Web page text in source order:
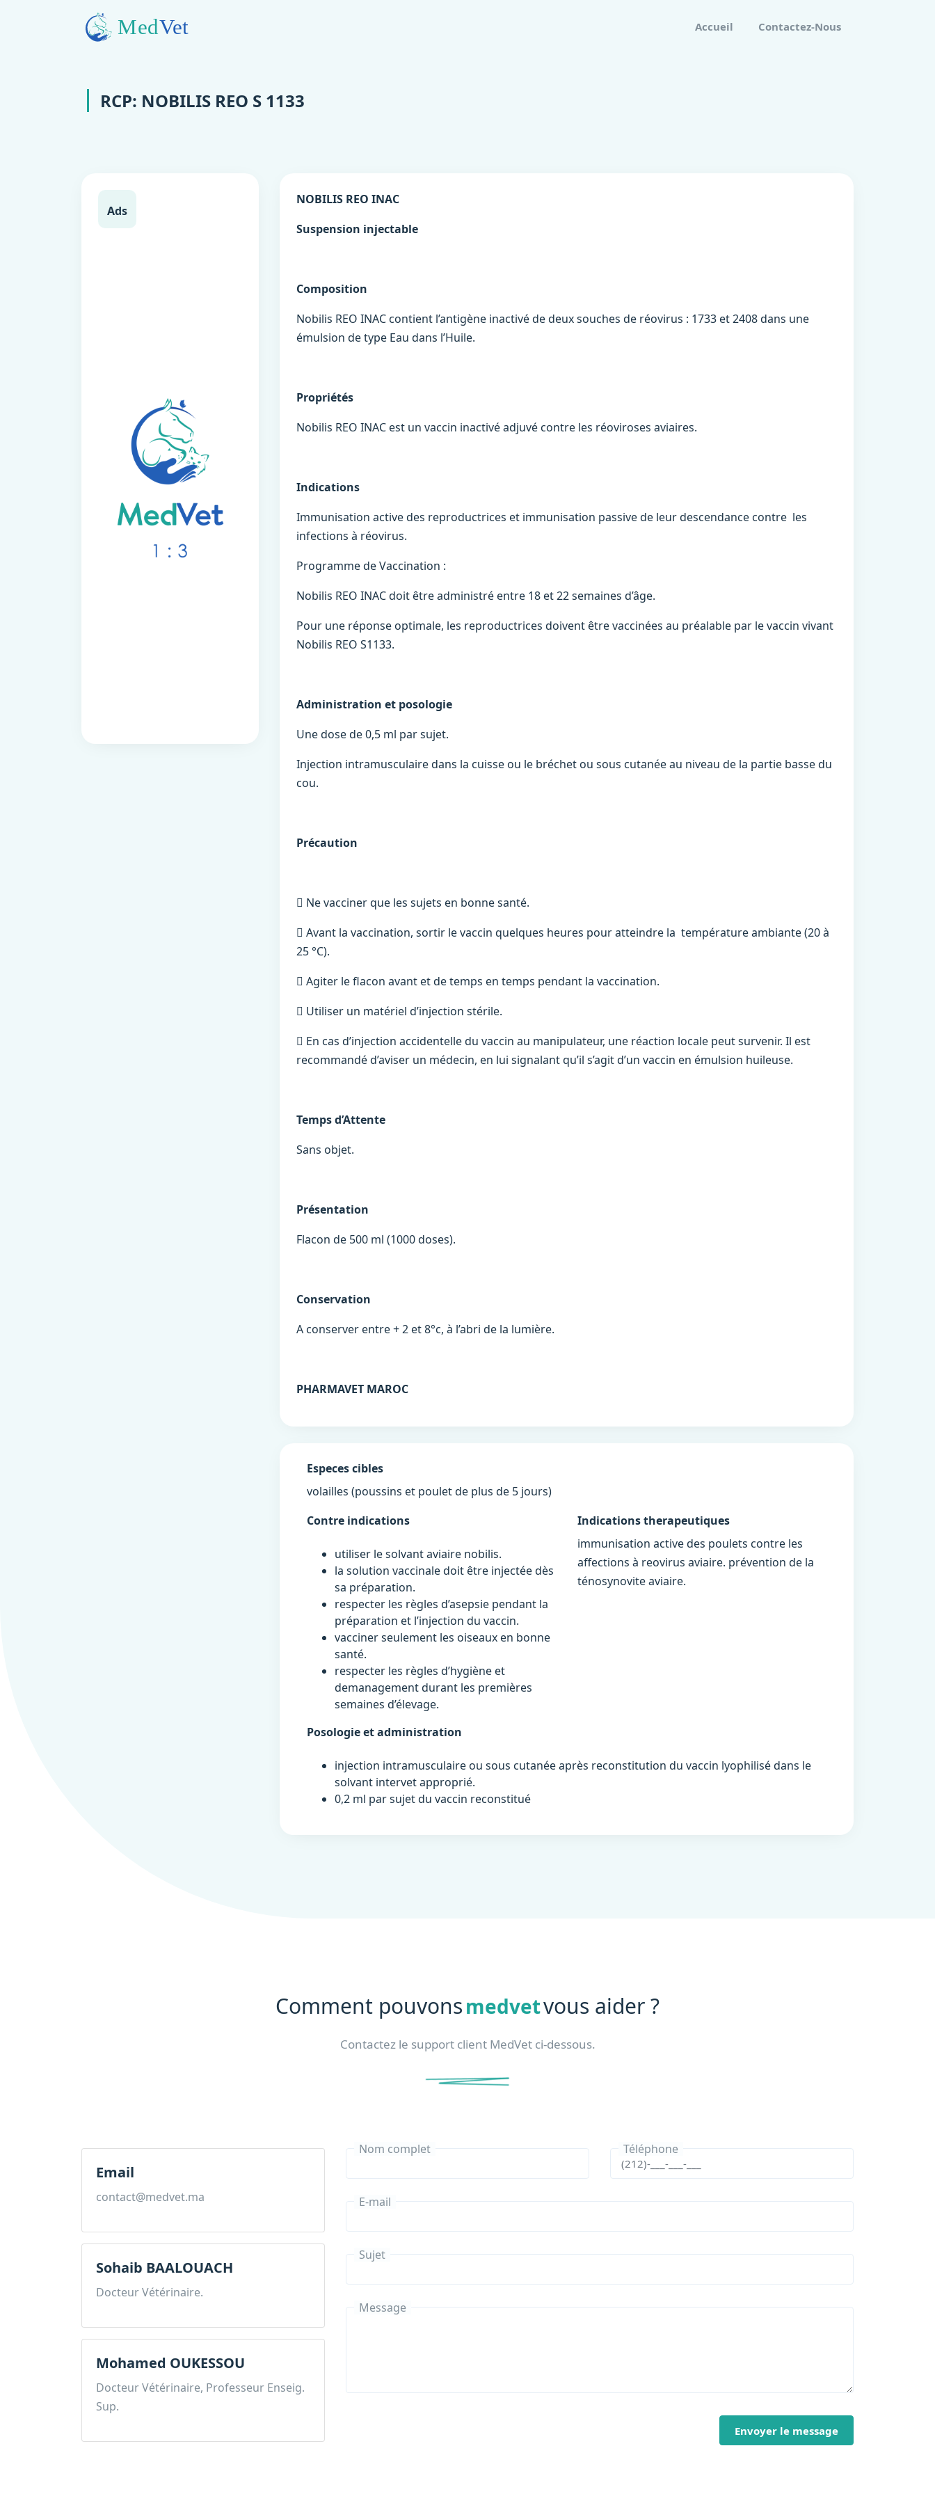
Accueil Contactez-Nous
RCP: NOBILIS REO S 1133
Ads
NOBILIS REO INAC
Suspension injectable
Composition
Nobilis REO INAC contient l’antigène inactivé de deux souches de réovirus : 1733 et 2408 dans une
émulsion de type Eau dans l’Huile.
Propriétés
Nobilis REO INAC est un vaccin inactivé adjuvé contre les réoviroses aviaires.
Indications
Immunisation active des reproductrices et immunisation passive de leur descendance contre les
infections à réovirus.
Programme de Vaccination :
Nobilis REO INAC doit être administré entre 18 et 22 semaines d’âge.
Pour une réponse optimale, les reproductrices doivent être vaccinées au préalable par le vaccin vivant
Nobilis REO S1133.
Administration et posologie
Une dose de 0,5 ml par sujet.
Injection intramusculaire dans la cuisse ou le bréchet ou sous cutanée au niveau de la partie basse du
cou.
Précaution
 Ne vacciner que les sujets en bonne santé.
 Avant la vaccination, sortir le vaccin quelques heures pour atteindre la température ambiante (20 à
25 °C).
 Agiter le flacon avant et de temps en temps pendant la vaccination.
 Utiliser un matériel d’injection stérile.
 En cas d’injection accidentelle du vaccin au manipulateur, une réaction locale peut survenir. Il est
recommandé d’aviser un médecin, en lui signalant qu’il s’agit d’un vaccin en émulsion huileuse.
Temps d’Attente
Sans objet.
Présentation
Flacon de 500 ml (1000 doses).
Conservation
A conserver entre + 2 et 8°c, à l’abri de la lumière.
PHARMAVET MAROC
Especes cibles
volailles (poussins et poulet de plus de 5 jours)
Contre indications
utiliser le solvant aviaire nobilis.
la solution vaccinale doit être injectée dès
sa préparation.
respecter les règles d’asepsie pendant la
préparation et l’injection du vaccin.
vacciner seulement les oiseaux en bonne
santé.
respecter les règles d’hygiène et
demanagement durant les premières
semaines d’élevage.
Indications therapeutiques
immunisation active des poulets contre les
affections à reovirus aviaire. prévention de la
ténosynovite aviaire.
Posologie et administration
injection intramusculaire ou sous cutanée après reconstitution du vaccin lyophilisé dans le
solvant intervet approprié.
0,2 ml par sujet du vaccin reconstitué
Comment pouvonsmedvetvous aider ?
Contactez le support client MedVet ci-dessous.
Email
contact@medvet.ma
Sohaib BAALOUACH
Docteur Vétérinaire.
Mohamed OUKESSOU
Docteur Vétérinaire, Professeur Enseig.
Sup.
Nom complet Téléphone
E-mail
Sujet
Message
Envoyer le message